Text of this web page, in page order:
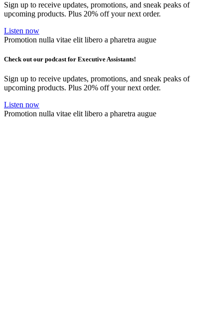
Sign up to receive updates, promotions, and sneak peaks of
upcoming products. Plus 20% off your next order.
Listen now
Promotion nulla vitae elit libero a pharetra augue
Check out our podcast for Executive Assistants!
Sign up to receive updates, promotions, and sneak peaks of
upcoming products. Plus 20% off your next order.
Listen now
Promotion nulla vitae elit libero a pharetra augue